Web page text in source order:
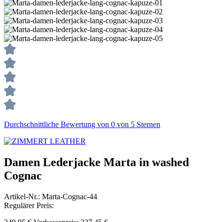
Durchschnittliche Bewertung von 0 von 5 Sternen
Damen Lederjacke Marta in washed
Cognac
Artikel-Nr.: Marta-Cognac-44
Regulärer Preis: